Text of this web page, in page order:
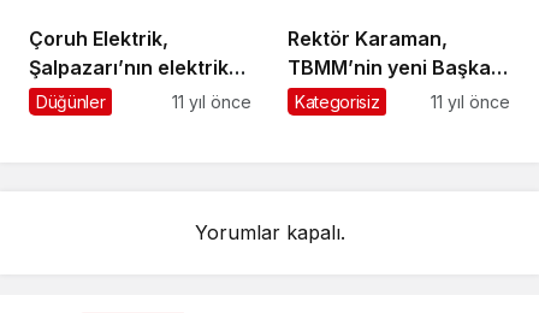
Çoruh Elektrik,
Şalpazarı’nın elektrik
sorunlarını dinledi
Düğünler 11 yıl önce
Rektör Karaman,
TBMM’nin yeni Başkanı
Kahraman’ı ziyaret etti
Kategorisiz 11 yıl önce
Yorumlar kapalı.